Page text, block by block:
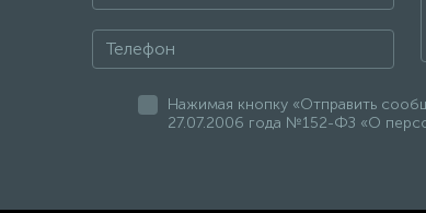
Нажимая кнопку «Отправить
27.07.2006 года №152-ФЗ «О